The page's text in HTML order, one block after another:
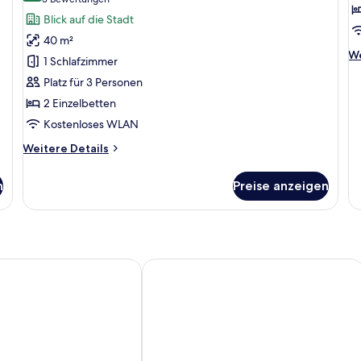
Superior-
Zweibettzimmer
anzeigen
Bewertungen)
Blick auf die Stadt
40 m²
1 Schlafzimmer
Platz für 3 Personen
2 Einzelbetten
Kostenloses WLAN
Weitere Details
Weitere
Zweibettzimmer
Preise anzeigen
Just Sleep Kaohsiung Station